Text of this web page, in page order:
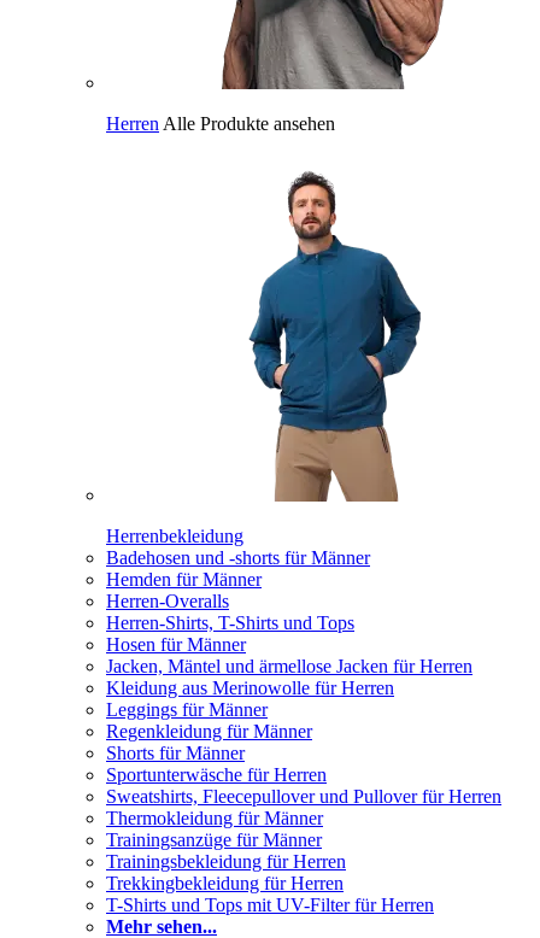
Herren Alle Produkte ansehen
Herrenbekleidung
Badehosen und -shorts für Männer
Hemden für Männer
Herren-Overalls
Herren-Shirts, T-Shirts und Tops
Hosen für Männer
Jacken, Mäntel und ärmellose Jacken für Herren
Kleidung aus Merinowolle für Herren
Leggings für Männer
Regenkleidung für Männer
Shorts für Männer
Sportunterwäsche für Herren
Sweatshirts, Fleecepullover und Pullover für Herren
Thermokleidung für Männer
Trainingsanzüge für Männer
Trainingsbekleidung für Herren
Trekkingbekleidung für Herren
T-Shirts und Tops mit UV-Filter für Herren
Mehr sehen...